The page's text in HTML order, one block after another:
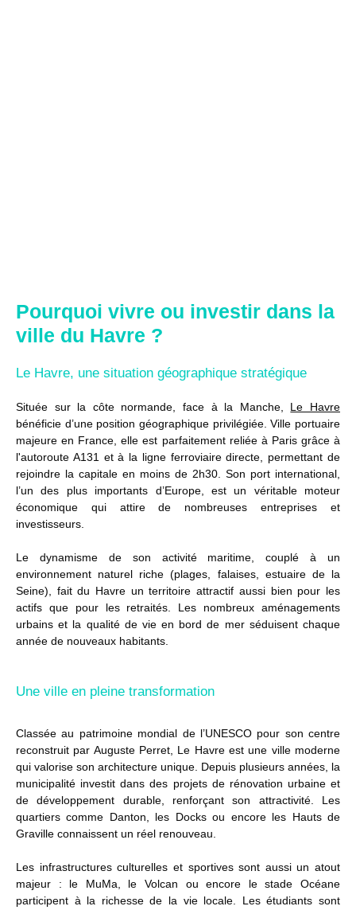
Pourquoi vivre ou investir dans la
ville du Havre ?
Le Havre, une situation géographique stratégique
Située sur la côte normande, face à la Manche, Le Havre
bénéficie d’une position géographique privilégiée. Ville portuaire
majeure en France, elle est parfaitement reliée à Paris grâce à
l'autoroute A131 et à la ligne ferroviaire directe, permettant de
rejoindre la capitale en moins de 2h30. Son port international,
l’un des plus importants d’Europe, est un véritable moteur
économique qui attire de nombreuses entreprises et
investisseurs.
Le dynamisme de son activité maritime, couplé à un
environnement naturel riche (plages, falaises, estuaire de la
Seine), fait du Havre un territoire attractif aussi bien pour les
actifs que pour les retraités. Les nombreux aménagements
urbains et la qualité de vie en bord de mer séduisent chaque
année de nouveaux habitants.
Une ville en pleine transformation
Classée au patrimoine mondial de l’UNESCO pour son centre
reconstruit par Auguste Perret, Le Havre est une ville moderne
qui valorise son architecture unique. Depuis plusieurs années, la
municipalité investit dans des projets de rénovation urbaine et
de développement durable, renforçant son attractivité. Les
quartiers comme Danton, les Docks ou encore les Hauts de
Graville connaissent un réel renouveau.
Les infrastructures culturelles et sportives sont aussi un atout
majeur : le MuMa, le Volcan ou encore le stade Océane
participent à la richesse de la vie locale. Les étudiants sont